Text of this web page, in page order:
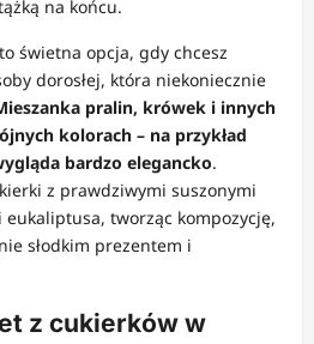
na końcu.
świetna opcja, gdy chcesz
dorosłej, która niekoniecznie
pralin, krówek i innych
kolorach – na przykład
bardzo elegancko.
z prawdziwymi suszonymi
eukaliptusa, tworząc kompozycję,
słodkim prezentem i
z cukierków w